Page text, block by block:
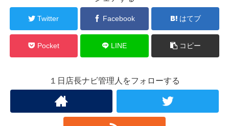
Twitter Facebook はてブ
Pocket LINE コピー
１日店長ナビ管理人をフォローする